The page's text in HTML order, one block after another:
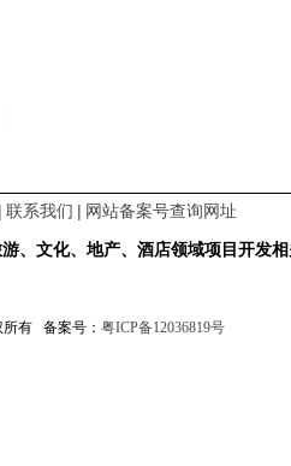
| 联系我们 | 网站备案号查询网址
、文化、地产、酒店领域项目开发
所有 备案号： 粤ICP备12036819号